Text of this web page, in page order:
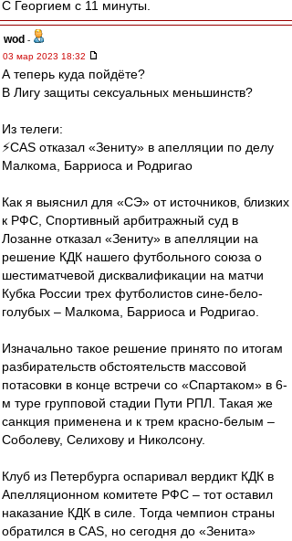
С Георгием с 11 минуты.
wod -
03 мар 2023 18:32
А теперь куда пойдёте?
В Лигу защиты сексуальных меньшинств?
Из телеги:
⚡️СAS отказал «Зениту» в апелляции по делу
Малкома, Барриоса и Родригао
Как я выяснил для «СЭ» от источников, близких
к РФС, Спортивный арбитражный суд в
Лозанне отказал «Зениту» в апелляции на
решение КДК нашего футбольного союза о
шестиматчевой дисквалификации на матчи
Кубка России трех футболистов сине-бело-
голубых – Малкома, Барриоса и Родригао.
Изначально такое решение принято по итогам
разбирательств обстоятельств массовой
потасовки в конце встречи со «Спартаком» в 6-
м туре групповой стадии Пути РПЛ. Такая же
санкция применена и к трем красно-белым –
Соболеву, Селихову и Николсону.
Клуб из Петербурга оспаривал вердикт КДК в
Апелляционном комитете РФС – тот оставил
наказание КДК в силе. Тогда чемпион страны
обратился в СAS, но сегодня до «Зенита»